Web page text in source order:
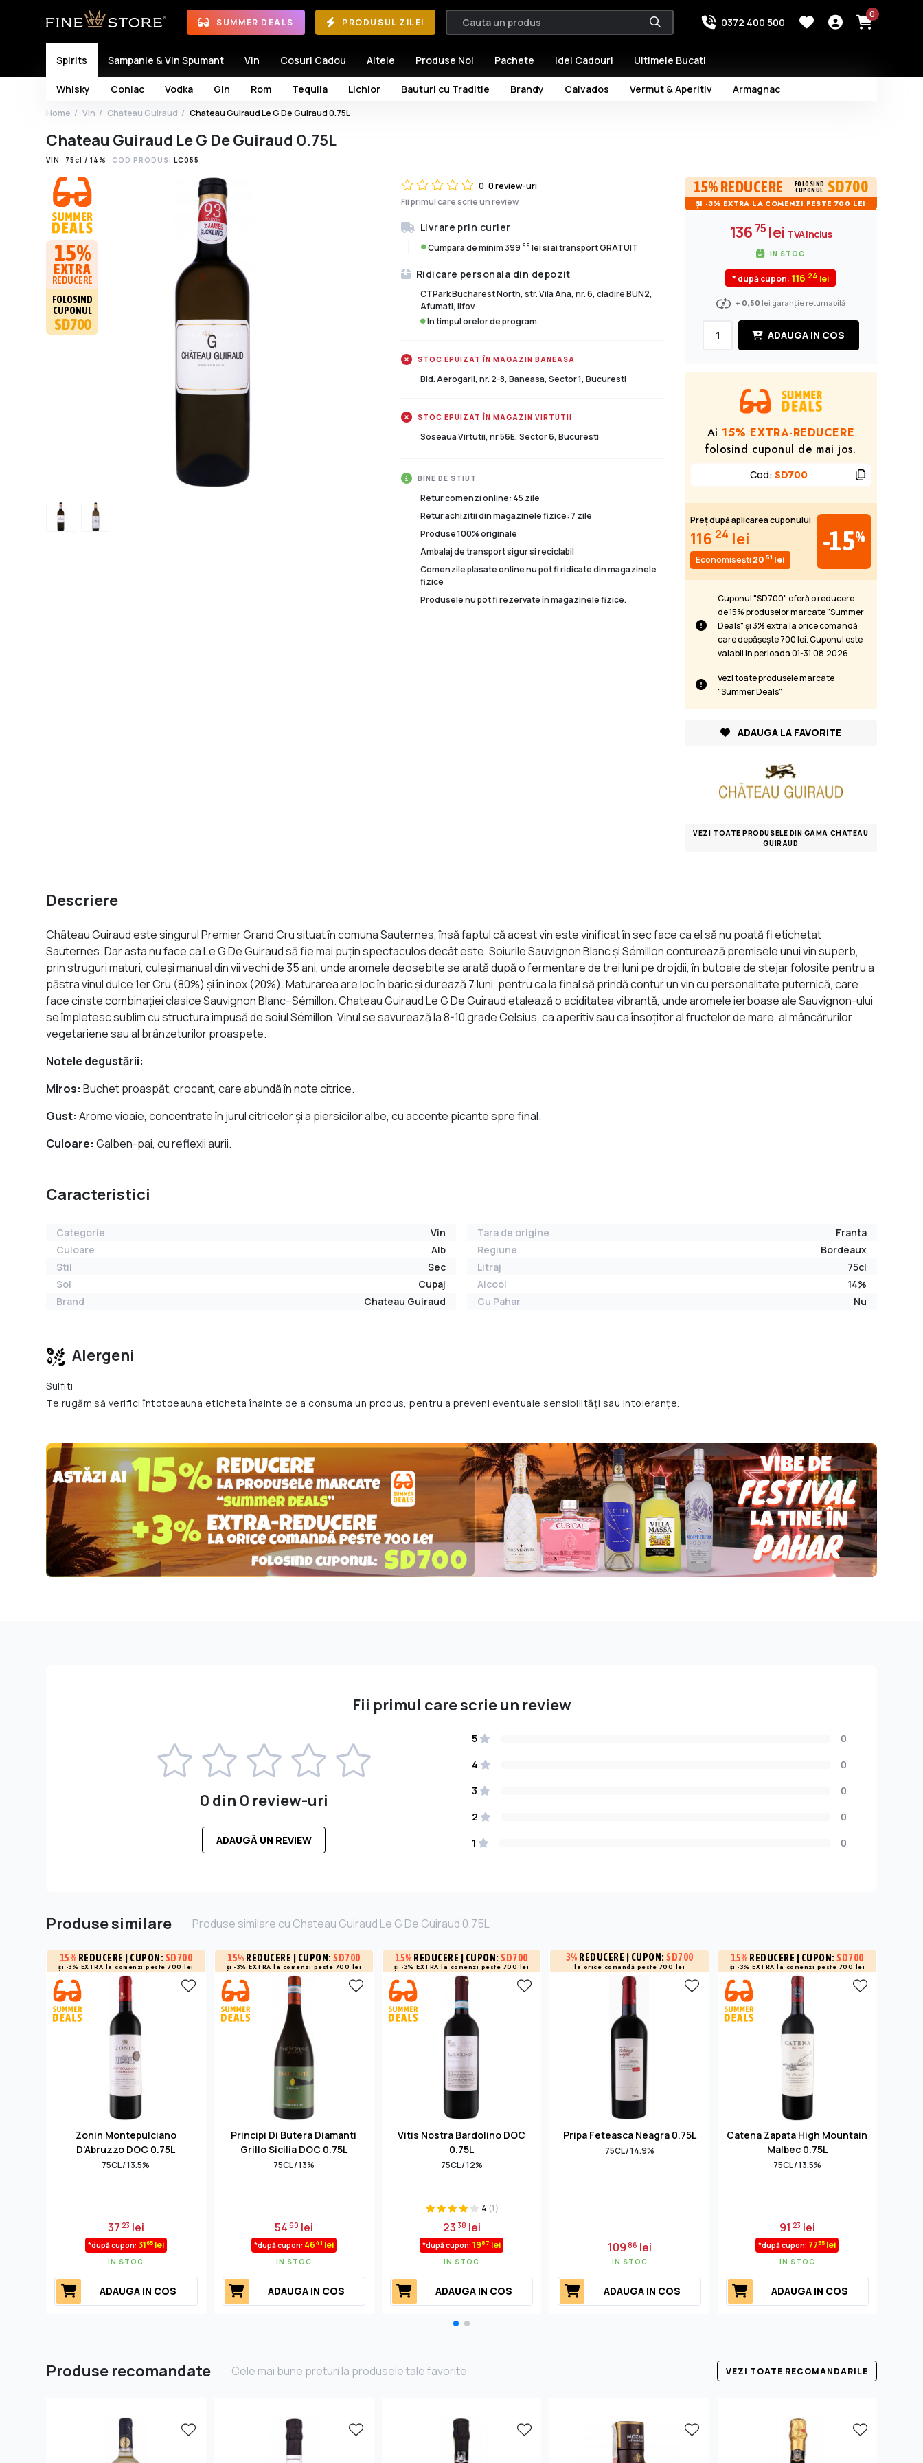
SUMMER DEALS PRODUSUL ZILEI 0372 400 500
0
Spirits
Whisky Coniac Vodka Gin Rom Tequila Lichior Bauturi cu Traditie Brandy Calvados Vermut & Aperitiv Armagnac
Sampanie & Vin Spumant Vin Cosuri Cadou Altele Produse Noi Pachete Idei Cadouri Ultimele Bucati
Home Vin Chateau Guiraud Chateau Guiraud Le G De Guiraud 0.75L
Chateau Guiraud Le G De Guiraud 0.75L
VIN 75cl / 14% COD PRODUS: LC055
15%
EXTRA
REDUCERE
FOLOSIND
CUPONUL
SD700
0 0 review-uri
Fii primul care scrie un review
Livrare prin curier
Cumpara de minim 399 99 lei si ai transport GRATUIT
Ridicare personala din depozit
CTPark Bucharest North, str. Vila Ana, nr. 6, cladire BUN2,
Afumati, Ilfov
In timpul orelor de program
STOC EPUIZAT ÎN MAGAZIN BANEASA
Bld. Aerogarii, nr. 2-8, Baneasa, Sector 1, Bucuresti
STOC EPUIZAT ÎN MAGAZIN VIRTUTII
Soseaua Virtutii, nr 56E, Sector 6, Bucuresti
BINE DE STIUT
Retur comenzi online: 45 zile
Retur achizitii din magazinele fizice: 7 zile
Produse 100% originale
Ambalaj de transport sigur si reciclabil
Comenzile plasate online nu pot fi ridicate din magazinele
fizice
Produsele nu pot fi rezervate în magazinele fizice.
15% REDUCERE
FOLOSIND
CUPONUL
SD700
ȘI -3% EXTRA LA COMENZI PESTE 700 LEI
136 75 lei TVA inclus
IN STOC
* după cupon: 116 24
+ 0,50 lei garanție returnabilă
ADAUGA IN COS
Ai 15% EXTRA-REDUCERE
folosind cuponul de mai jos.
Cod: SD700
Preț după aplicarea cuponului
116 24 lei
Economisești 20 51 lei
-15%
Cuponul "SD700" oferă o reducere
de 15% produselor marcate "Summer
Deals" și 3% extra la orice comandă
care depășește 700 lei. Cuponul este
valabil in perioada 01-31.08.2026
Vezi toate produsele marcate
"Summer Deals"
ADAUGA LA FAVORITE
VEZI TOATE PRODUSELE DIN GAMA CHATEAU
GUIRAUD
Descriere
Château Guiraud este singurul Premier Grand Cru situat în comuna Sauternes, însă faptul că acest vin este vinificat în sec face ca el să nu poată fi etichetat
Sauternes. Dar asta nu face ca Le G De Guiraud să fie mai puţin spectaculos decât este. Soiurile Sauvignon Blanc şi Sémillon conturează premisele unui vin superb,
prin struguri maturi, culeşi manual din vii vechi de 35 ani, unde aromele deosebite se arată după o fermentare de trei luni pe drojdii, în butoaie de stejar folosite pentru a
păstra vinul dulce 1er Cru (80%) şi în inox (20%). Maturarea are loc în baric şi durează 7 luni, pentru ca la final să prindă contur un vin cu personalitate puternică, care
face cinste combinaţiei clasice Sauvignon Blanc–Sémillon. Chateau Guiraud Le G De Guiraud etalează o aciditatea vibrantă, unde aromele ierboase ale Sauvignon-ului
se împletesc sublim cu structura impusă de soiul Sémillon. Vinul se savurează la 8-10 grade Celsius, ca aperitiv sau ca însoţitor al fructelor de mare, al mâncărurilor
vegetariene sau al brânzeturilor proaspete.
Notele degustării:
Miros:Buchet proaspăt, crocant, care abundă în note citrice.
Gust:Arome vioaie, concentrate în jurul citricelor şi a piersicilor albe, cu accente picante spre final.
Culoare: Galben-pai, cu reflexii aurii.
Caracteristici
Categorie
Vin
Culoare
Alb
Stil
Sec
Soi
Cupaj
Brand
Chateau Guiraud
Tara de origine
Franta
Regiune
Bordeaux
Litraj
75cl
Alcool
14%
Cu Pahar
Nu
Alergeni
Sulfiti
Te rugăm să verifici întotdeauna eticheta înainte de a consuma un produs, pentru a preveni eventuale sensibilități sau intoleranțe.
Fii primul care scrie un review
0 din 0 review-uri
ADAUGĂ UN REVIEW
5
0
4
0
3
0
2
0
1
0
Produse similare Produse similare cu Chateau Guiraud Le G De Guiraud 0.75L
15% REDUCERE | CUPON: SD700
și -3% EXTRA la comenzi peste 700 lei
Zonin Montepulciano
D'Abruzzo DOC 0.75L
75CL / 13.5%
37 23 lei
*după cupon: 3165lei
IN STOC
ADAUGA IN COS
15% REDUCERE | CUPON:SD700
și -3% EXTRA la comenzi peste 700 lei
Principi Di Butera Diamanti
Grillo Sicilia DOC 0.75L
75CL / 13%
5460 lei
*după cupon: 4641 lei
IN STOC
ADAUGA IN COS
15% REDUCERE | CUPON:SD700
și -3% EXTRA la comenzi peste 700 lei
Vitis Nostra Bardolino DOC
0.75L
75CL / 12%
4 (1)
23 38 lei
*după cupon:1987 lei
IN STOC
ADAUGA IN COS
3% REDUCERE | CUPON:SD700
la orice comandă peste 700 lei
Pripa Feteasca Neagra 0.75L
75CL / 14.9%
10986 lei
IN STOC
ADAUGA IN COS
15% REDUCERE | CUPON:SD700
și -3% EXTRA la comenzi peste 700 lei
Catena Zapata High Mountain
Malbec 0.75L
75CL / 13.5%
91 23 lei
*după cupon: 7755 lei
IN STOC
ADAUGA IN COS
Produse recomandate Cele mai bune preturi la produsele tale favorite VEZI TOATE RECOMANDARILE